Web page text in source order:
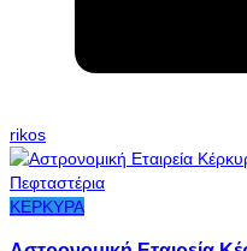
rikos
ΚΕΡΚΥΡΑ